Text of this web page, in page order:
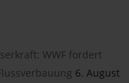
WWF fordert
6. August